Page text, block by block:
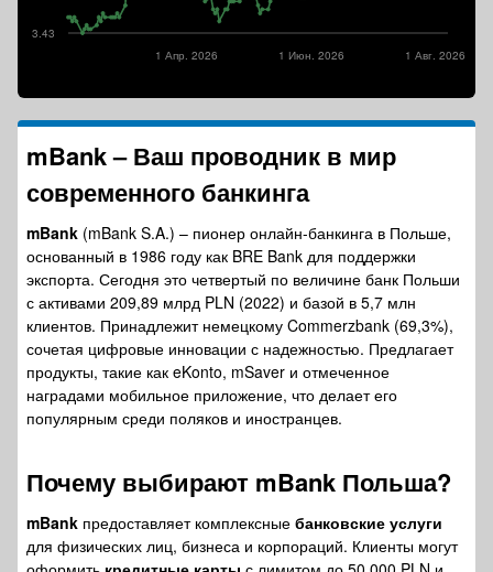
3.43
1 Авг. 2026
1 Июн. 2026
1 Апр. 2026
mBank – Ваш проводник в мир
современного банкинга
mBank (mBank S.A.) – пионер онлайн-банкинга в Польше,
основанный в 1986 году как BRE Bank для поддержки
экспорта. Сегодня это четвертый по величине банк Польши
с активами 209,89 млрд PLN (2022) и базой в 5,7 млн
клиентов. Принадлежит немецкому Commerzbank (69,3%),
сочетая цифровые инновации с надежностью. Предлагает
продукты, такие как eKonto, mSaver и отмеченное
наградами мобильное приложение, что делает его
популярным среди поляков и иностранцев.
Почему выбирают mBank Польша?
mBank предоставляет комплексные банковские услуги
для физических лиц, бизнеса и корпораций. Клиенты могут